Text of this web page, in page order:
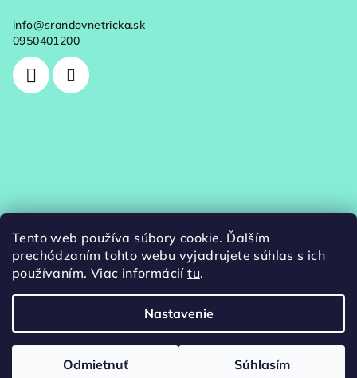
Tento web používa súbory cookie. Ďalším
prechádzaním tohto webu vyjadrujete súhlas s ich
používaním. Viac informáciítu.
Nastavenie
Odmietnuť Súhlasím
info@srandovnetricka.sk
0950401200
vyhradené.